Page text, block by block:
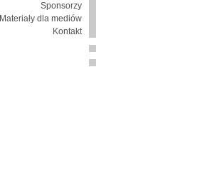
Sponsorzy
Materiały dla mediów
Kontakt